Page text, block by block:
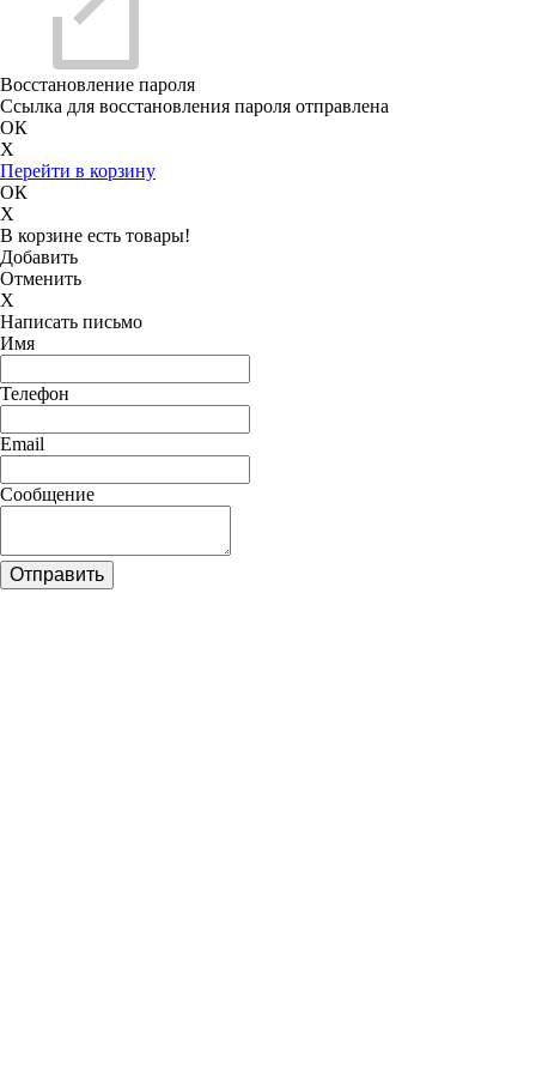
Восстановление пароля
Ссылка для восстановления пароля отправлена
ОК
X
Перейти в корзину
ОК
X
В корзине есть товары!
Добавить
Отменить
X
Написать письмо
Имя
Телефон
Email
Сообщение